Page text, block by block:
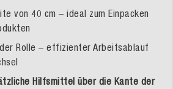
von 40 cm – ideal zum Einpacken
Rolle – effizienter Arbeitsablauf
Hilfsmittel über die Kante der